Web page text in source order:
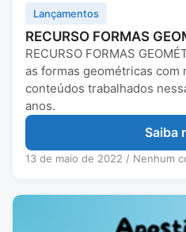
Lançamentos
RECURSO FORMAS
RECURSO FORMAS
as formas geométricas com
conteúdos trabalhados
anos.
Saiba
13 de maio de 2022 / Nenhum